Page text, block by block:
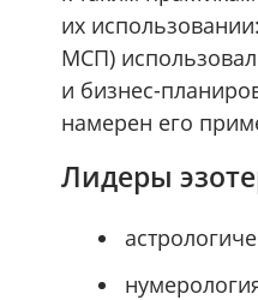
их
МСП)
и бизнес-
намерен его
Лидеры